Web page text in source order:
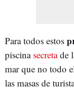
Para todos estos
piscina secretade
mar que no todo
las masas de